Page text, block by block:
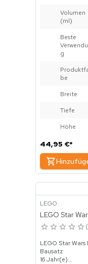
Volumen
(ml)
Beste
g
be
Breite
Tiefe
Höhe
44,95 €*
LEGO
LEGO Star
LEGO Star
Bausatz
16 Jahr(e)